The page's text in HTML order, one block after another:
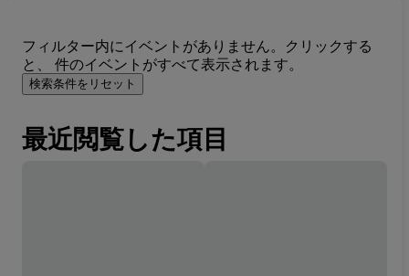
フィルター内にイベントがありません。クリックする
と、 件のイベントがすべて表示されます。
検索条件をリセット
最近閲覧した項目